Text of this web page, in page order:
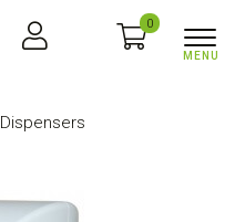
0
Dispensers